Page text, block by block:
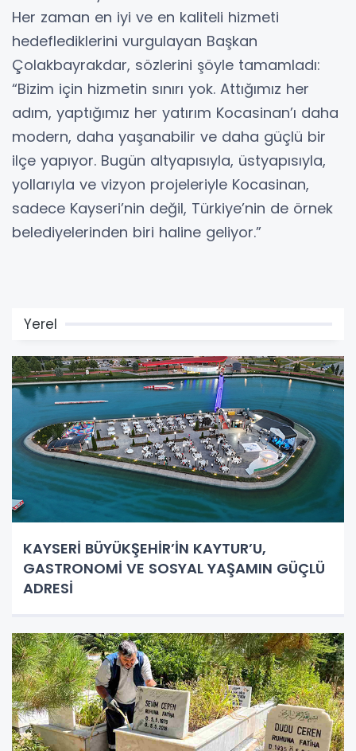
Her zaman en iyi ve en kaliteli hizmeti
hedeflediklerini vurgulayan Başkan
Çolakbayrakdar, sözlerini şöyle tamamladı:
“Bizim için hizmetin sınırı yok. Attığımız her
adım, yaptığımız her yatırım Kocasinan’ı daha
modern, daha yaşanabilir ve daha güçlü bir
ilçe yapıyor. Bugün altyapısıyla, üstyapısıyla,
yollarıyla ve vizyon projeleriyle Kocasinan,
sadece Kayseri’nin değil, Türkiye’nin de örnek
belediyelerinden biri haline geliyor.”
Yerel
KAYSERİ BÜYÜKŞEHİR’İN KAYTUR’U,
GASTRONOMİ VE SOSYAL YAŞAMIN GÜÇLÜ
ADRESİ